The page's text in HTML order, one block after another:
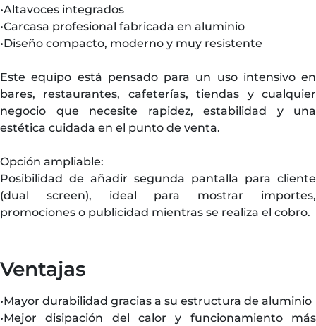
•Altavoces integrados
•Carcasa profesional fabricada en aluminio
•Diseño compacto, moderno y muy resistente
Este equipo está pensado para un uso intensivo en
bares, restaurantes, cafeterías, tiendas y cualquier
negocio que necesite rapidez, estabilidad y una
estética cuidada en el punto de venta.
Opción ampliable:
Posibilidad de añadir segunda pantalla para cliente
(dual screen), ideal para mostrar importes,
promociones o publicidad mientras se realiza el cobro.
Ventajas
•Mayor durabilidad gracias a su estructura de aluminio
•Mejor disipación del calor y funcionamiento más